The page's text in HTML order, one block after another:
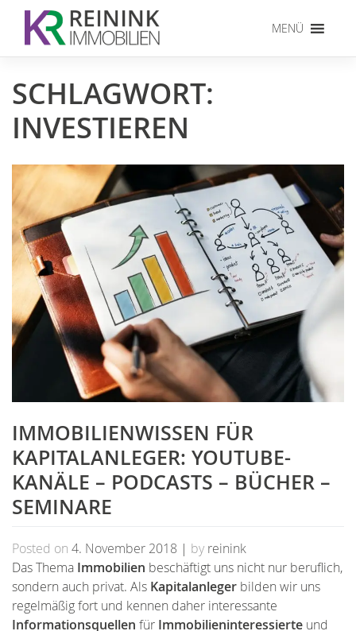
content
MENÜ
SCHLAGWORT:
INVESTIEREN
IMMOBILIENWISSEN FÜR
KAPITALANLEGER: YOUTUBE-
KANÄLE – PODCASTS – BÜCHER –
SEMINARE
Posted on 4. November 2018 | by reinink
Das Thema Immobilien beschäftigt uns nicht nur beruflich,
sondern auch privat. Als Kapitalanleger bilden wir uns
regelmäßig fort und kennen daher interessante
Informationsquellen für Immobilieninteressierte und